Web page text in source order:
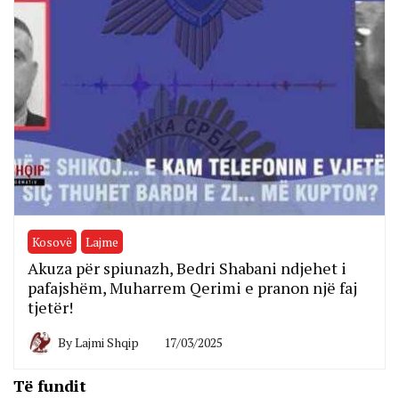
Kosovë Lajme
Akuza për spiunazh, Bedri Shabani ndjehet i
pafajshëm, Muharrem Qerimi e pranon një faj
tjetër!
ByLajmi Shqip 17/03/2025
Të fundit